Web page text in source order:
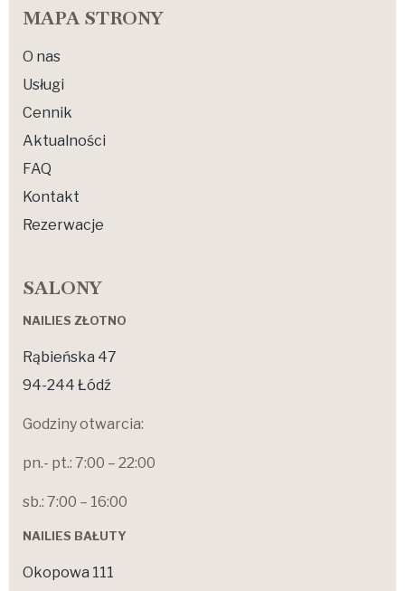
MAPA STRONY
O nas
Usługi
Cennik
Aktualności
FAQ
Kontakt
Rezerwacje
SALONY
NAILIES ZŁOTNO
Rąbieńska 47
94-244 Łódź
Godziny otwarcia:
pn.- pt.: 7:00 – 22:00
sb.: 7:00 – 16:00
NAILIES BAŁUTY
Okopowa 111